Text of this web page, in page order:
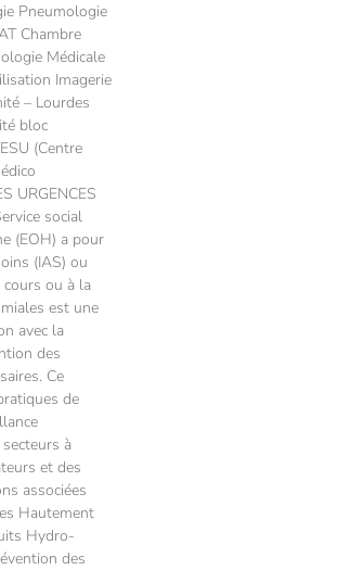
Pneumologie
Chambre
Médicale
Imagerie
– Lourdes
bloc
(Centre
URGENCES
social
(EOH) a pour
(IAS) ou
cours ou à la
est une
avec la
des
Ce
de
à
et des
associées
Hautement
Hydro-
des